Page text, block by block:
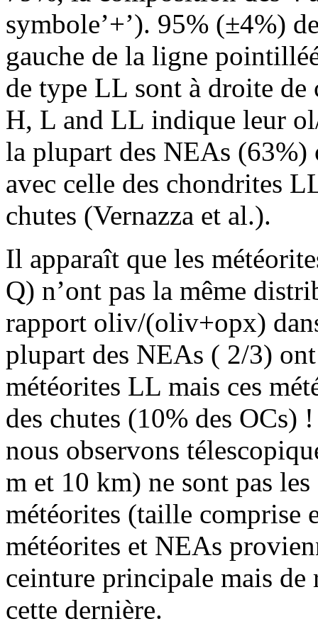
symbole’+’). 95% (±4%)
gauche de la ligne
de type LL sont à droite de
H, L and LL indique leur
la plupart des NEAs
avec celle des chondrites
chutes (Vernazza et al.).
Il apparaît que les
Q) n’ont pas la même
rapport oliv/(oliv+opx)
plupart des NEAs ( 2/3)
météorites LL mais ces
des chutes (10% des
nous observons
m et 10 km) ne sont pas
météorites (taille comprise
météorites et NEAs
ceinture principale mais de
cette dernière.